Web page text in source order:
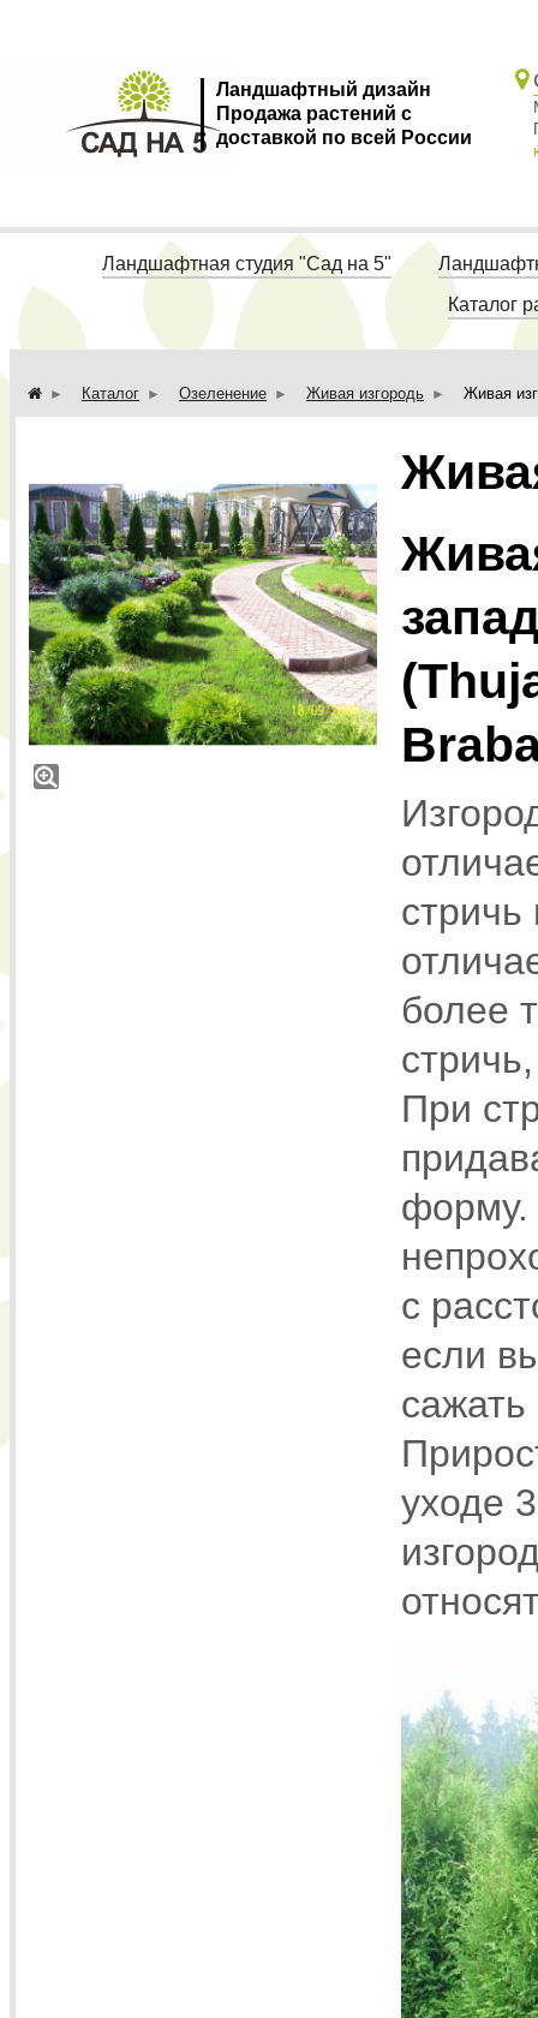
Ландшафтный дизайн
Продажа растений с
доставкой по всей России
Ландшафтная студия "Сад на 5"
Каталог
Каталог Озеленение Живая изгородь Живая
более
При
форму.
с
если
уходе